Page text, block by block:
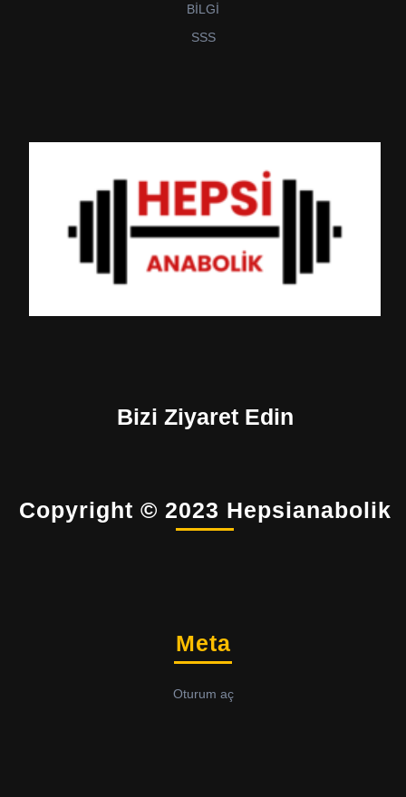
BİLGİ
SSS
Bizi Ziyaret Edin
Copyright © 2023 Hepsianabolik
Meta
Oturum aç